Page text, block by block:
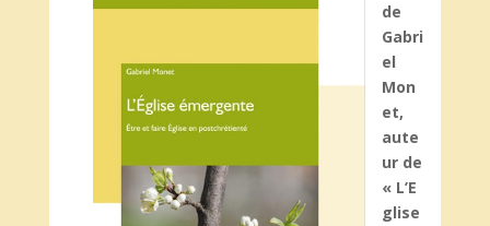
de
Gabri
el
Mon
et,
aute
ur de
« L’E
glise